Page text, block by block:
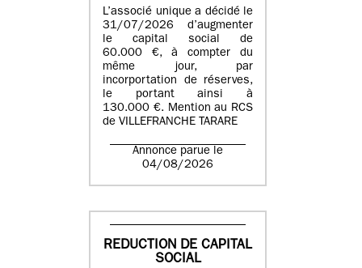
L’associé unique a décidé le
31/07/2026 d’augmenter
le capital social de
60.000 €, à compter du
même jour, par
incorportation de réserves,
le portant ainsi à
130.000 €. Mention au RCS
de VILLEFRANCHE TARARE
Annonce parue le
04/08/2026
REDUCTION DE CAPITAL
SOCIAL